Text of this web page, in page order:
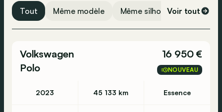
Tout Même modèle Même silhouette Même
Voir tout
Volkswagen
Polo
16 950 €
NOUVEAU
2023 45 133 km Essence